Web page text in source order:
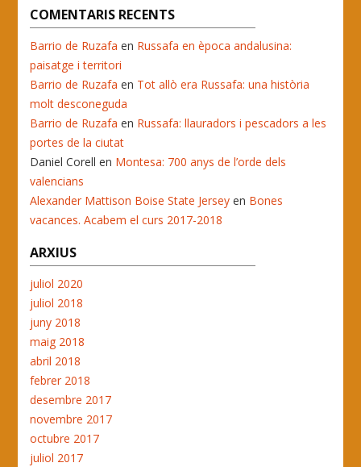
COMENTARIS RECENTS
Barrio de Ruzafa en Russafa en època andalusina:
paisatge i territori
Barrio de Ruzafa en Tot allò era Russafa: una història
molt desconeguda
Barrio de Ruzafa en Russafa: llauradors i pescadors a les
portes de la ciutat
Daniel Corell en Montesa: 700 anys de l’orde dels
valencians
Alexander Mattison Boise State Jersey en Bones
vacances. Acabem el curs 2017-2018
ARXIUS
juliol 2020
juliol 2018
juny 2018
maig 2018
abril 2018
febrer 2018
desembre 2017
novembre 2017
octubre 2017
juliol 2017